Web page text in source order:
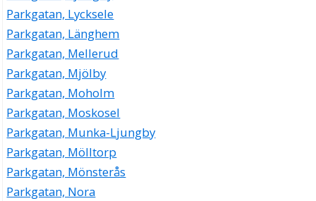
Parkgatan, Lycksele
Parkgatan, Länghem
Parkgatan, Mellerud
Parkgatan, Mjölby
Parkgatan, Moholm
Parkgatan, Moskosel
Parkgatan, Munka-Ljungby
Parkgatan, Mölltorp
Parkgatan, Mönsterås
Parkgatan, Nora